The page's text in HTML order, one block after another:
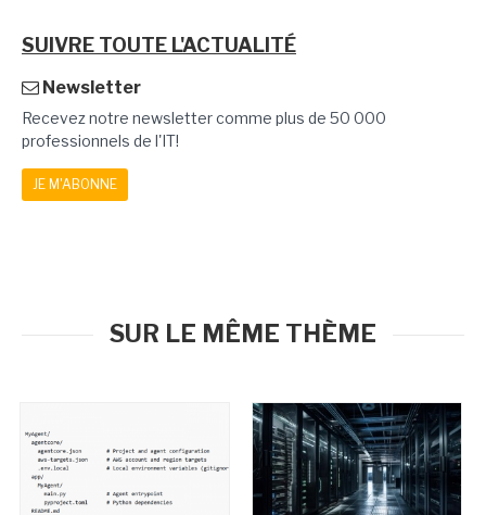
SUIVRE TOUTE L'ACTUALITÉ
Newsletter
Recevez notre newsletter comme plus de 50 000
professionnels de l'IT!
JE M'ABONNE
SUR LE MÊME THÈME